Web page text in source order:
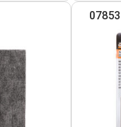
07853